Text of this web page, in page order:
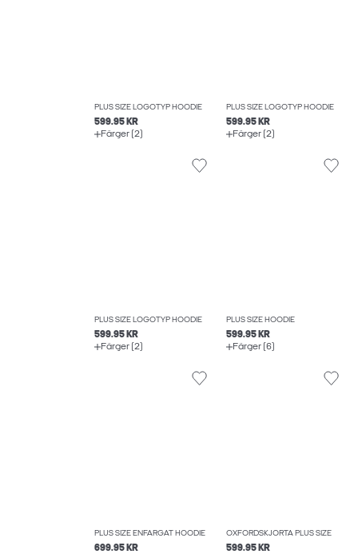
PLUS SIZE LOGOTYP HOODIE
599.95 KR
Färger (2)
PLUS SIZE LOGOTYP HOODIE
599.95 KR
Färger (2)
PLUS SIZE LOGOTYP HOODIE
599.95 KR
Färger (2)
PLUS SIZE HOODIE
599.95 KR
Färger (6)
PLUS SIZE ENFÄRGAT HOODIE
699.95 KR
OXFORDSKJORTA PLUS SIZE
599.95 KR